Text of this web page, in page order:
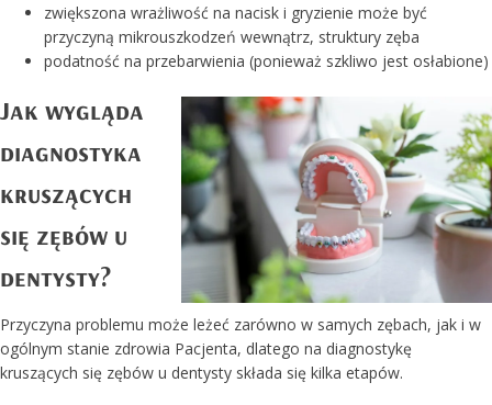
zwiększona wrażliwość na nacisk i gryzienie może być
przyczyną mikrouszkodzeń wewnątrz, struktury zęba
podatność na przebarwienia (ponieważ szkliwo jest osłabione)
Jak wygląda
diagnostyka
kruszących
się zębów u
dentysty?
Przyczyna problemu może leżeć zarówno w samych zębach, jak i w
ogólnym stanie zdrowia Pacjenta, dlatego na diagnostykę
kruszących się zębów u dentysty składa się kilka etapów.